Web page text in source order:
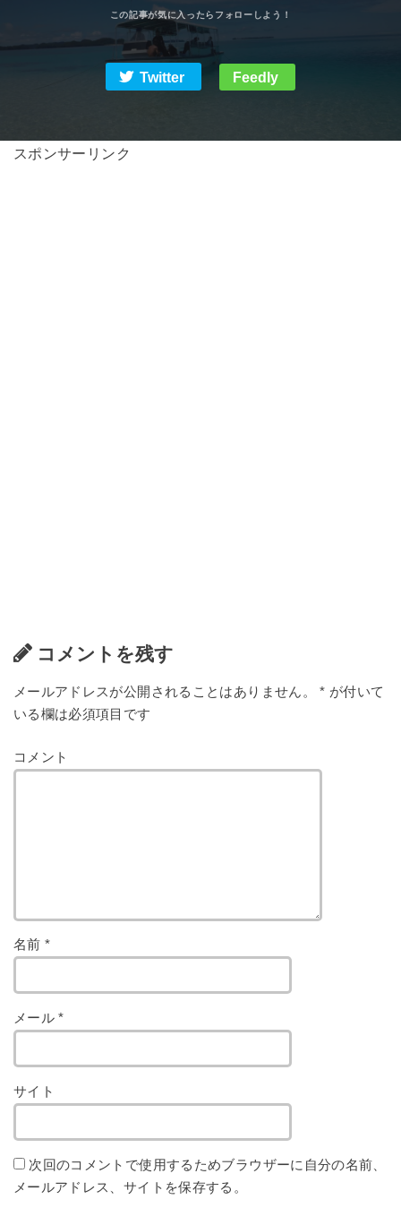
Twitter Feedly
スポンサーリンク
コメントを残す
メールアドレスが公開されることはありません。 * が付いて
いる欄は必須項目です
コメント
名前 *
メール*
サイト
次回のコメントで使用するためブラウザーに自分の名前、
メールアドレス、サイトを保存する。